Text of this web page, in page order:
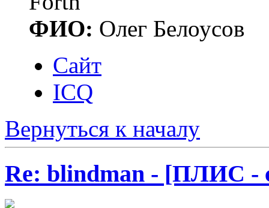
ФИО: Олег Белоусов
Сайт
ICQ
Вернуться к началу
Re: blindman - [ПЛИС -